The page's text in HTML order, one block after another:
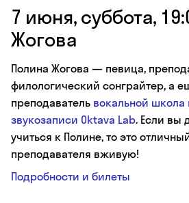
7 июня, суббота,
Жогова
Полина Жогова — певица,
филологический сонграйтер, а
преподаватель вокальной школа
звукозаписи Oktava Lab. Если вы
учиться к Полине, то это
преподавателя вживую!
Подробности и билеты